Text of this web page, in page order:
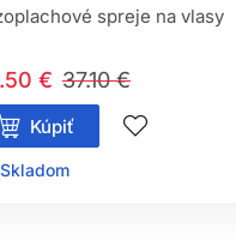
spreje na vlasy
37.10 €
€
Kúpiť
Skladom ㅤ